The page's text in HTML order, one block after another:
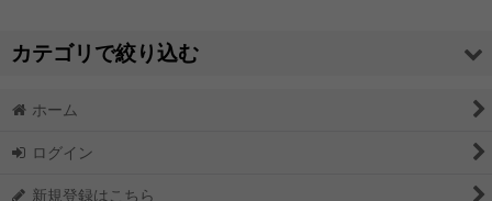
カテゴリで絞り込む
チクチクしやすい「ランヴィエ羊毛」 生成り羊毛 ニードルに
ホーム
ログイン
新規登録はこちら